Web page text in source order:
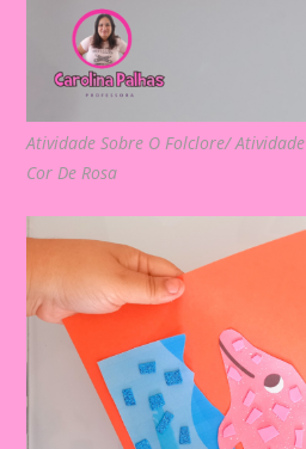
Atividade Sobre O Folclore/
Cor De Rosa